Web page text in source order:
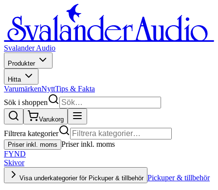
Svalander Audio
Produkter
Hitta
VarumärkenNyttTips & Fakta
Sök i shoppen
Varukorg
Filtrera kategorier
Priser inkl. moms Priser inkl. moms
FYND
Skivor
Visa underkategorier för Pickuper & tillbehör Pickuper & tillbehör